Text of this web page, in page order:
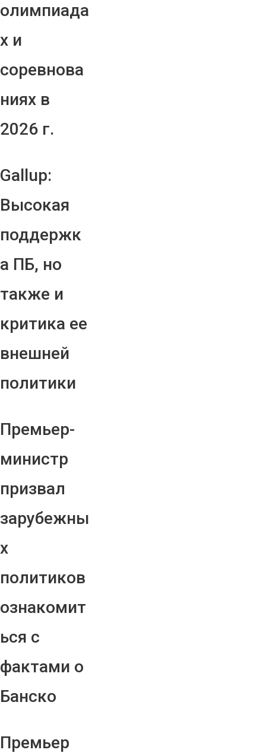
олимпиада
х и
соревнова
ниях в
2026 г.
Gallup:
Высокая
поддержк
а ПБ, но
также и
критика ее
внешней
политики
Премьер-
министр
призвал
зарубежны
х
политиков
ознакомит
ься с
фактами о
Банско
Премьер